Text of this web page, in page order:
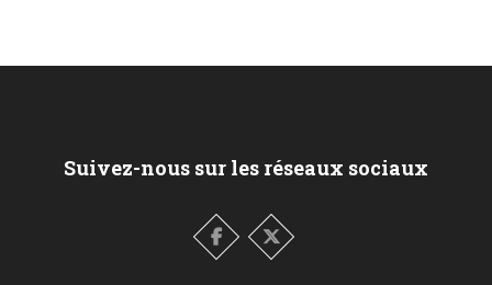
Suivez-nous sur les réseaux sociaux